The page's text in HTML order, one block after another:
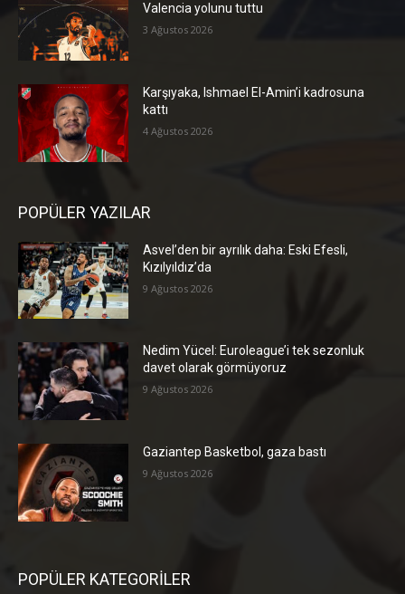
Valencia yolunu tuttu
3 Ağustos 2026
Karşıyaka, Ishmael El-Amin’i kadrosuna
kattı
4 Ağustos 2026
POPÜLER YAZILAR
Asvel’den bir ayrılık daha: Eski Efesli,
Kızılyıldız’da
9 Ağustos 2026
Nedim Yücel: Euroleague’i tek sezonluk
davet olarak görmüyoruz
9 Ağustos 2026
Gaziantep Basketbol, gaza bastı
9 Ağustos 2026
POPÜLER KATEGORİLER